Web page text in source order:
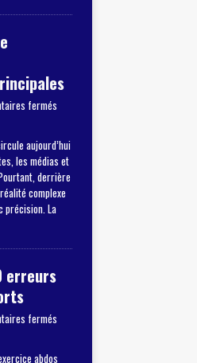
fermés
aujourd’hui
les médias et
derrière
complexe
précision. La
erreurs
fermés
abdos